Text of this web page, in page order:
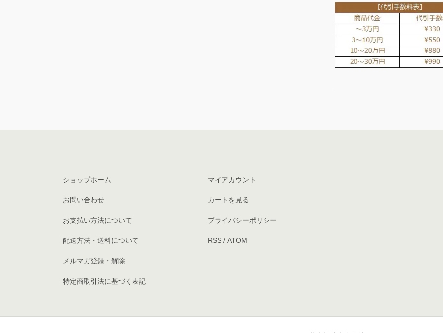
ショップホーム
お問い合わせ
お支払い方法について
配送方法・送料について
メルマガ登録・解除
特定商取引法に基づく表記
マイアカウント
カートを見る
プライバシーポリシー
RSS/ ATOM